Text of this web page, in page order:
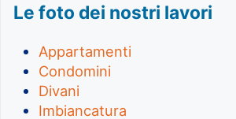
Le foto dei nostri lavori
Appartamenti
Condomini
Divani
Imbiancatura